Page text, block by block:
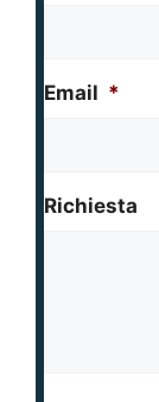
Email *
Richiesta